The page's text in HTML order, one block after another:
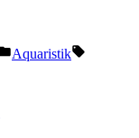
Veröffentlicht
Aquaristik